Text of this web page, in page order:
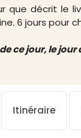
que décrit le
6 jours pour
ce jour, le
Itinéraire